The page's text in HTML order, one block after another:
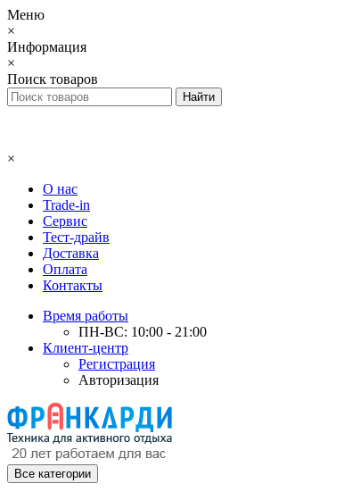
Меню
×
Информация
×
Поиск товаров
×
О нас
Trade-in
Сервис
Тест-драйв
Доставка
Оплата
Контакты
Время работы
ПН-ВС: 10:00 - 21:00
Клиент-центр
Регистрация
Авторизация
Все категории